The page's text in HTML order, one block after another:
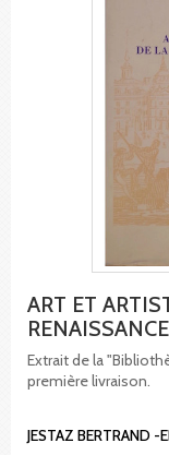
ART ET
Extrait de la
première livraison.
JESTAZ BERTRAND -